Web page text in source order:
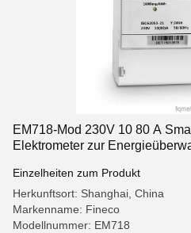
EM718-Mod 230V 10 80 A
Elektrometer zur
Einzelheiten zum Produkt
Herkunftsort: Shanghai, China
Markenname: Fineco
Modellnummer: EM718